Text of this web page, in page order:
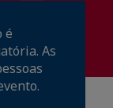
é
As